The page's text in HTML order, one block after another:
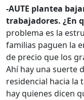
-AUTE plantea
trabajadores. ¿En
problema es la
familias paguen la
de precio que los
Ahí hay una suerte
residencial hacia la
hay quienes dicen